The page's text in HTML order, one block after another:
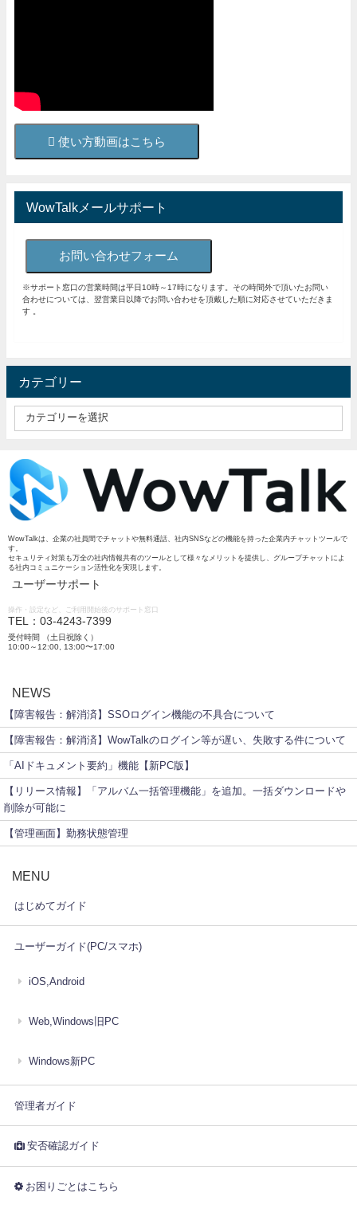
使い方動画はこちら
WowTalkメールサポート
お問い合わせフォーム
※サポート窓口の営業時間は平日10時～17時になります。その時間外で頂いたお問い
合わせについては、翌営業日以降でお問い合わせを頂戴した順に対応させていただきま
す 。
カテゴリー
WowTalkは、企業の社員間でチャットや無料通話、社内SNSなどの機能を持った企業内チャットツールで
す。
セキュリティ対策も万全の社内情報共有のツールとして様々なメリットを提供し、グループチャットによ
る社内コミュニケーション活性化を実現します。
ユーザーサポート
操作・設定など、ご利用開始後のサポート窓口
TEL：03-4243-7399
受付時間 （土日祝除く）
10:00～12:00, 13:00〜17:00
NEWS
【障害報告：解消済】SSOログイン機能の不具合について
【障害報告：解消済】WowTalkのログイン等が遅い、失敗する件について
「AIドキュメント要約」機能【新PC版】
【リリース情報】「アルバム一括管理機能」を追加。一括ダウンロードや
削除が可能に
【管理画面】勤務状態管理
MENU
はじめてガイド
ユーザーガイド(PC/スマホ)
iOS,Android
Web,Windows旧PC
Windows新PC
管理者ガイド
安否確認ガイド
お困りごとはこちら